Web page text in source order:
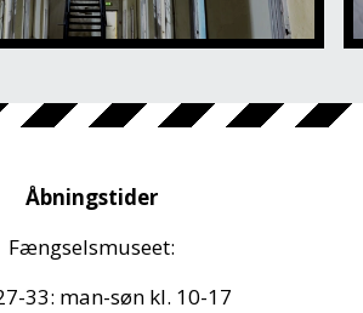
Åbningstider
Fængselsmuseet:
33: man-søn kl. 10-17